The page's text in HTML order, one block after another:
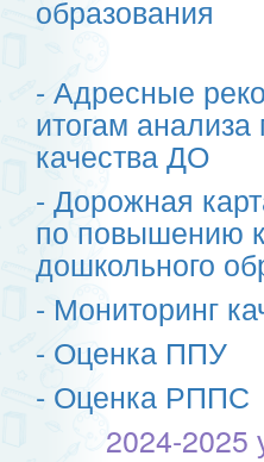
образования
- Адресные
итогам анализа
качества ДО
- Дорожная
по повышению
дошкольного
- Мониторинг
- Оценка ППУ
- Оценка РППС
2024-2025